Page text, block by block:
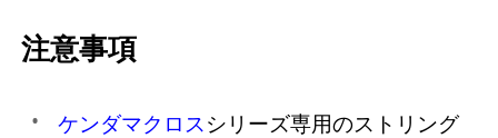
注意事項
ケンダマクロス シリーズ専用のストリング